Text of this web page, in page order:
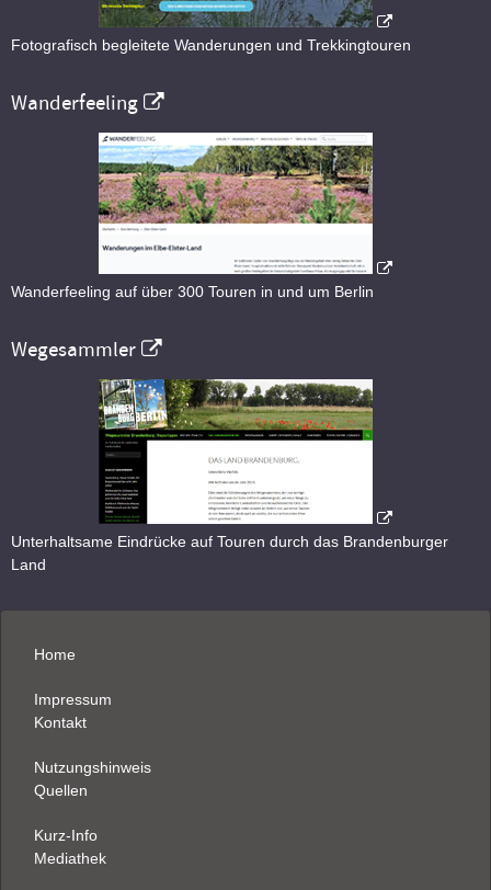
Fotografisch begleitete Wanderungen und Trekkingtouren
Wanderfeeling
Wanderfeeling auf über 300 Touren in und um Berlin
Wegesammler
Unterhaltsame Eindrücke auf Touren durch das Brandenburger
Land
Home
Impressum
Kontakt
Nutzungshinweis
Quellen
Kurz-Info
Mediathek